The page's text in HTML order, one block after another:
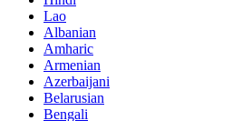
Lao
Albanian
Amharic
Armenian
Azerbaijani
Belarusian
Bengali